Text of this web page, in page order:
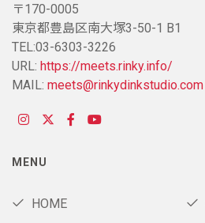
〒170-0005
東京都豊島区南大塚3-50-1 B1
TEL:03-6303-3226
URL: https://meets.rinky.info/
MAIL: meets@rinkydinkstudio.com
MENU
HOME